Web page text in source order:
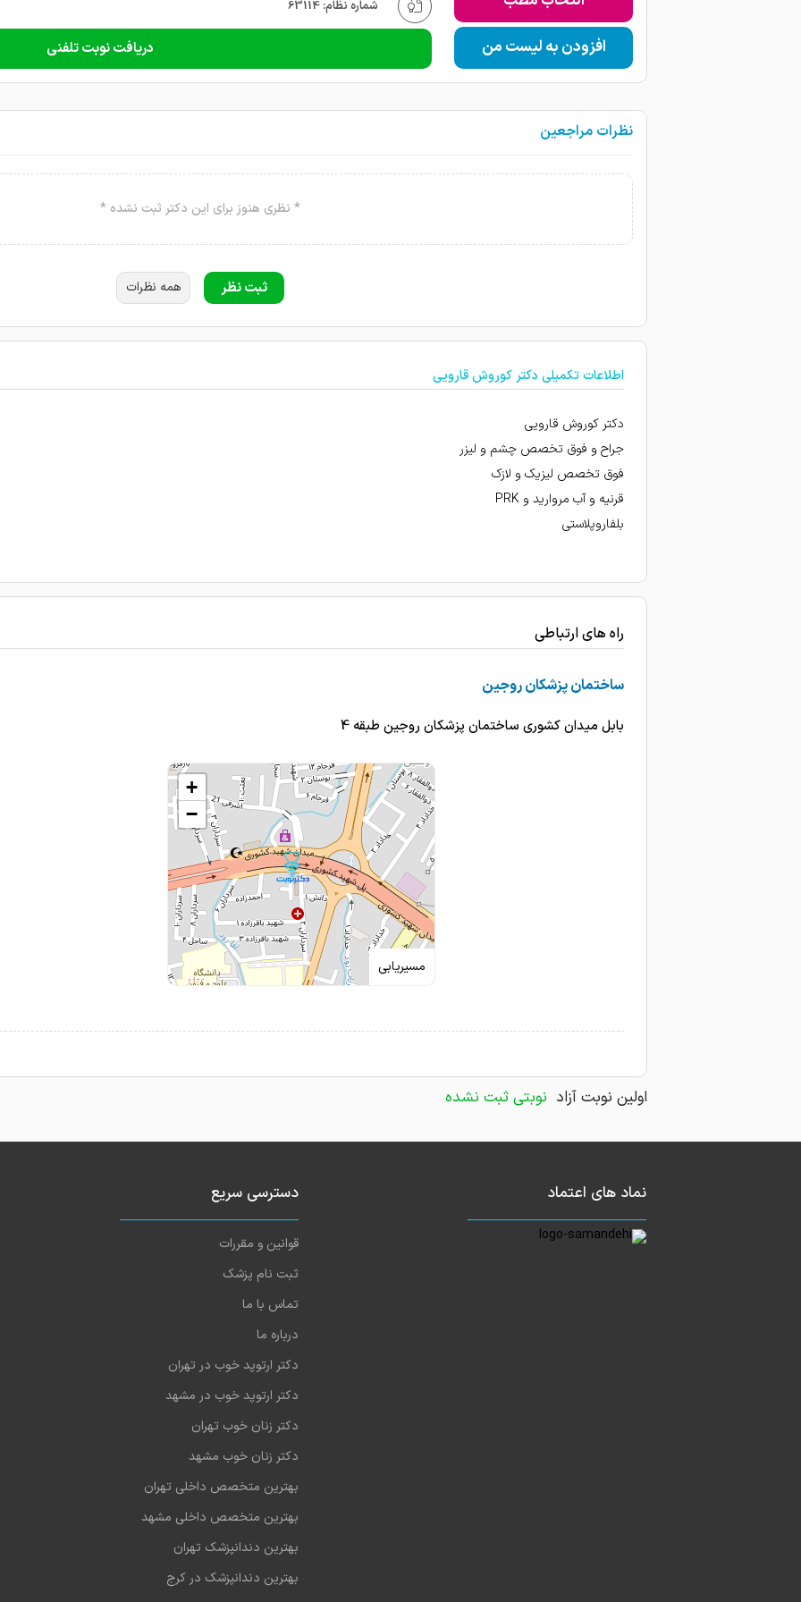
افزودن به لیست من
شماره نظام: 63114
دریافت نوبت تلفنی
نظرات مراجعین
* نظری هنوز برای این دکتر ثبت نشده *
ثبت نظر همه نظرات
اولین نوبت آزاد نوبتی ثبت نشده
اطلاعات تکمیلی دکتر کوروش قارویی
دکتر کوروش قارویی
جراح و فوق تخصص چشم و لیزر
فوق تخصص لیزیک و لازک
قرنیه و آب مروارید و PRK
بلفاروپلاستی
راه های ارتباطی
ساختمان پزشکان روجین
بابل میدان کشوری ساختمان پزشکان روجین طبقه 4
مسیریابی
+
−
نماد های اعتماد دسترسی سریع
قوانین و مقررات
ثبت نام پزشک
تماس با ما
درباره ما
دکتر ارتوپد خوب در تهران
دکتر ارتوپد خوب در مشهد
دکتر زنان خوب تهران
دکتر زنان خوب مشهد
بهترین متخصص داخلی تهران
بهترین متخصص داخلی مشهد
بهترین دندانپزشک تهران
بهترین دندانپزشک در کرج